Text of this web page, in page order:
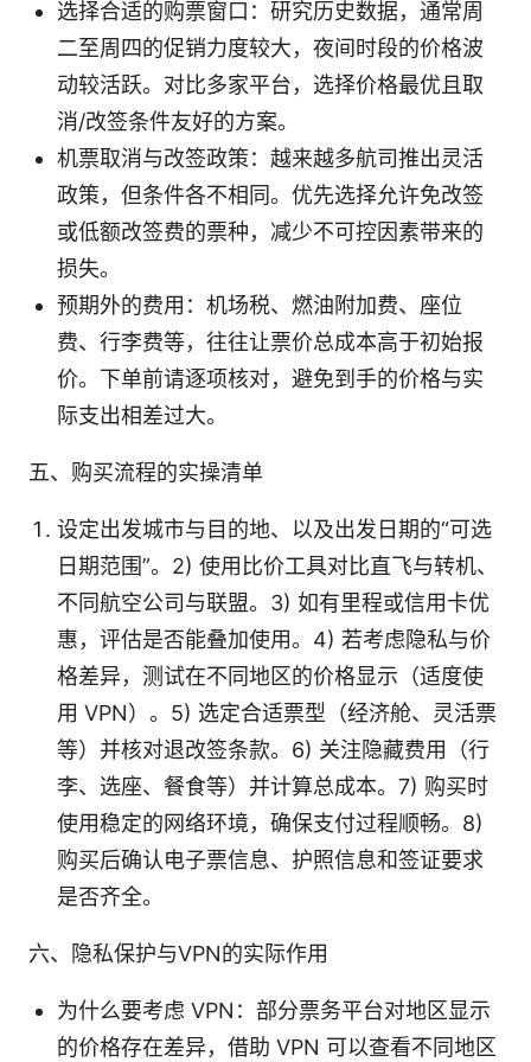
选择合适的购票窗口：研究历史数据，通常周
二至周四的促销力度较大，夜间时段的价格波
动较活跃。对比多家平台，选择价格最优且取
消/改签条件友好的方案。
机票取消与改签政策：越来越多航司推出灵活
政策，但条件各不相同。优先选择允许免改签
或低额改签费的票种，减少不可控因素带来的
损失。
预期外的费用：机场税、燃油附加费、座位
费、行李费等，往往让票价总成本高于初始报
价。下单前请逐项核对，避免到手的价格与实
际支出相差过大。
五、购买流程的实操清单
设定出发城市与目的地、以及出发日期的“可选
日期范围”。2) 使用比价工具对比直飞与转机、
不同航空公司与联盟。3) 如有里程或信用卡优
惠，评估是否能叠加使用。4) 若考虑隐私与价
格差异，测试在不同地区的价格显示（适度使
用 VPN）。5) 选定合适票型（经济舱、灵活票
等）并核对退改签条款。6) 关注隐藏费用（行
李、选座、餐食等）并计算总成本。7) 购买时
使用稳定的网络环境，确保支付过程顺畅。8)
购买后确认电子票信息、护照信息和签证要求
是否齐全。
六、隐私保护与VPN的实际作用
为什么要考虑 VPN：部分票务平台对地区显示
的价格存在差异，借助 VPN 可以查看不同地区